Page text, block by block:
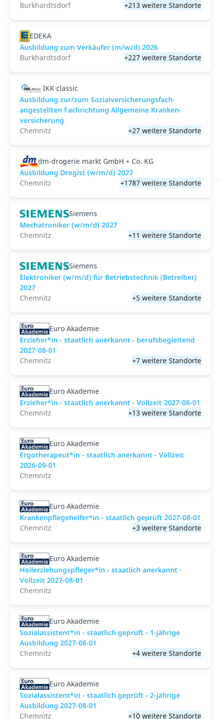
Burkhardtsdorf
+213 weitere Standorte
EDEKA
Ausbildung zum Verkäufer (m/w/d) 2026
Burkhardtsdorf
+227 weitere Standorte
IKK classic
Aus­bild­ung zur/zum Sozial­versicher­ungs­fach­
angestellten­ Fach­richtung All­gemeine Kranken­
versicher­ung
Chemnitz
+27 weitere Standorte
dm-drogerie markt GmbH + Co. KG
Ausbildung Drogist (w/m/d) 2027
Chemnitz
+1787 weitere Standorte
Siemens
Mechatroniker (w/m/d) 2027
Chemnitz
+11 weitere Standorte
Siemens
Elektroniker (w/m/d) für Betriebstechnik (Betreiber)
2027
Chemnitz
+5 weitere Standorte
Euro Akademie
Erzieher*in - staatlich anerkannt - berufsbegleitend
2027-08-01
Chemnitz
+7 weitere Standorte
Euro Akademie
Erzieher*in - staatlich anerkannt - Vollzeit 2027-08-01
Chemnitz
+13 weitere Standorte
Euro Akademie
Ergotherapeut*in - staatlich anerkannt - Vollzeit
2026-09-01
Chemnitz
Euro Akademie
Krankenpflegehelfer*in - staatlich geprüft 2027-08-01
Chemnitz
+3 weitere Standorte
Euro Akademie
Heilerziehungspfleger*in - staatlich anerkannt -
Vollzeit 2027-08-01
Chemnitz
Euro Akademie
Sozialassistent*in - staatlich geprüft - 1-jährige
Ausbildung 2027-08-01
Chemnitz
+4 weitere Standorte
Euro Akademie
Sozialassistent*in - staatlich geprüft - 2-jährige
Ausbildung 2027-08-01
Chemnitz
+10 weitere Standorte